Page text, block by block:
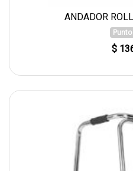
ANDADOR
Punto
$